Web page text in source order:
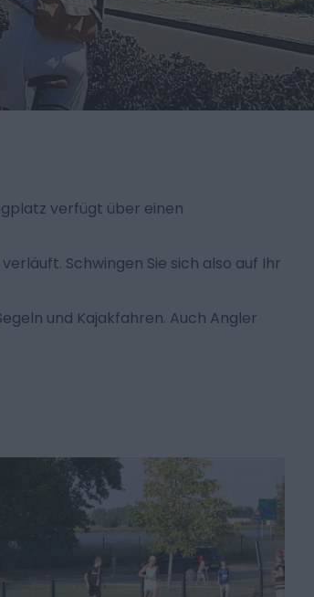
verfügt über einen
Schwingen Sie sich also auf Ihr
und Kajakfahren. Auch Angler